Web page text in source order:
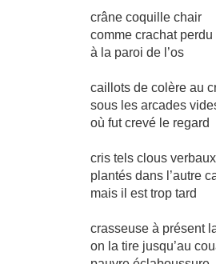
crâne coquille chair
comme crachat perdu
à la paroi de l’os
caillots de colère au
sous les arcades
où fut crevé le regard
cris tels clous verbaux
plantés dans l’autre
mais il est trop tard
crasseuse à présent
on la tire jusqu’au